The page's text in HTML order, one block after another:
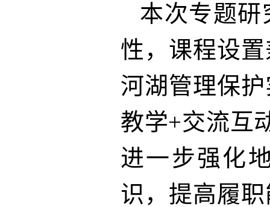
本次专题研
性，课程设
河湖管理保
教学+交流互
进一步强化
识，提高履